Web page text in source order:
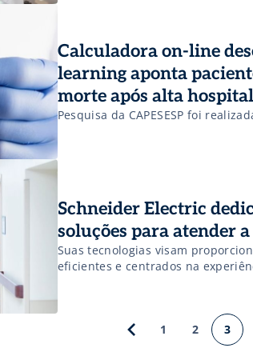
Calculadora on-line
learning aponta
morte após alta
Pesquisa da CAPESESP foi
Schneider Electric
soluções para atender
Suas tecnologias visam
eficientes e centrados na
1 2 3